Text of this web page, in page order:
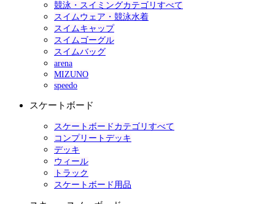
競泳・スイミングカテゴリすべて
スイムウェア・競泳水着
スイムキャップ
スイムゴーグル
スイムバッグ
arena
MIZUNO
speedo
スケートボード
スケートボードカテゴリすべて
コンプリートデッキ
デッキ
ウィール
トラック
スケートボード用品